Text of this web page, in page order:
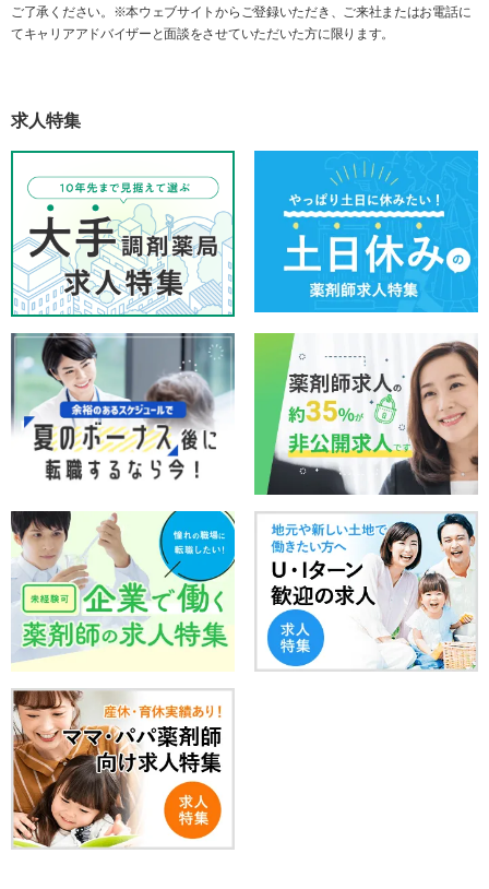
ご了承ください。※本ウェブサイトからご登録いただき、ご来社またはお電話に
てキャリアアドバイザーと面談をさせていただいた方に限ります。
求人特集